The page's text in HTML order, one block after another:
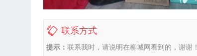
联系方式
提示： 联系我时，请说明在柳城网看到的，谢谢！